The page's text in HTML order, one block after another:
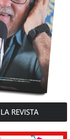
REVISTA